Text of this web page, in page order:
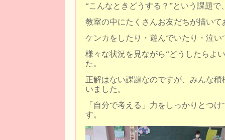
“こんなときどうする？”という課題で
教室の中にたくさんお友だちが描いて
ケンカをしたり・遊んでいたり・泣い
様々な状況を見ながら“どうしたらよ
た。
正解はない課題なのですが、みんな
いました。
「自分で考える」力をしっかりとつ
す。